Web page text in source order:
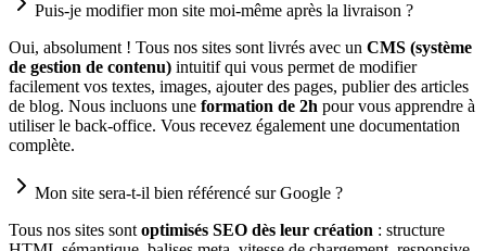
Puis-je modifier mon site moi-même après la livraison ?
Oui, absolument ! Tous nos sites sont livrés avec un CMS (système
de gestion de contenu) intuitif qui vous permet de modifier
facilement vos textes, images, ajouter des pages, publier des articles
de blog. Nous incluons une formation de 2h pour vous apprendre à
utiliser le back-office. Vous recevez également une documentation
complète.
Mon site sera-t-il bien référencé sur Google ?
Tous nos sites sont optimisés SEO dès leur création : structure